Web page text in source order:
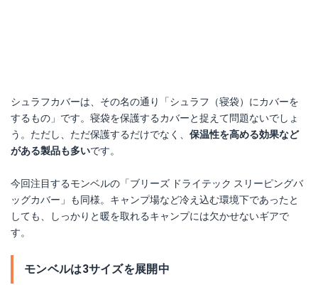
シュラフカバーは、その名の通り「シュラフ（寝袋）にカバーを
するもの」です。寝袋を保護するカバーと捉えて問題ないでしょ
う。ただし、ただ保護するだけでなく、 保温性を高める効果など
がある製品も多いです。
今回注目するモンベルの「ブリーズ ドライテック スリーピングバ
ッグカバー」も同様。キャンプ場など冷え込む環境下であったと
しても、しっかりと暖を取れるキャンプには欠かせないギアで
す。
モンベルは3サイズを展開中